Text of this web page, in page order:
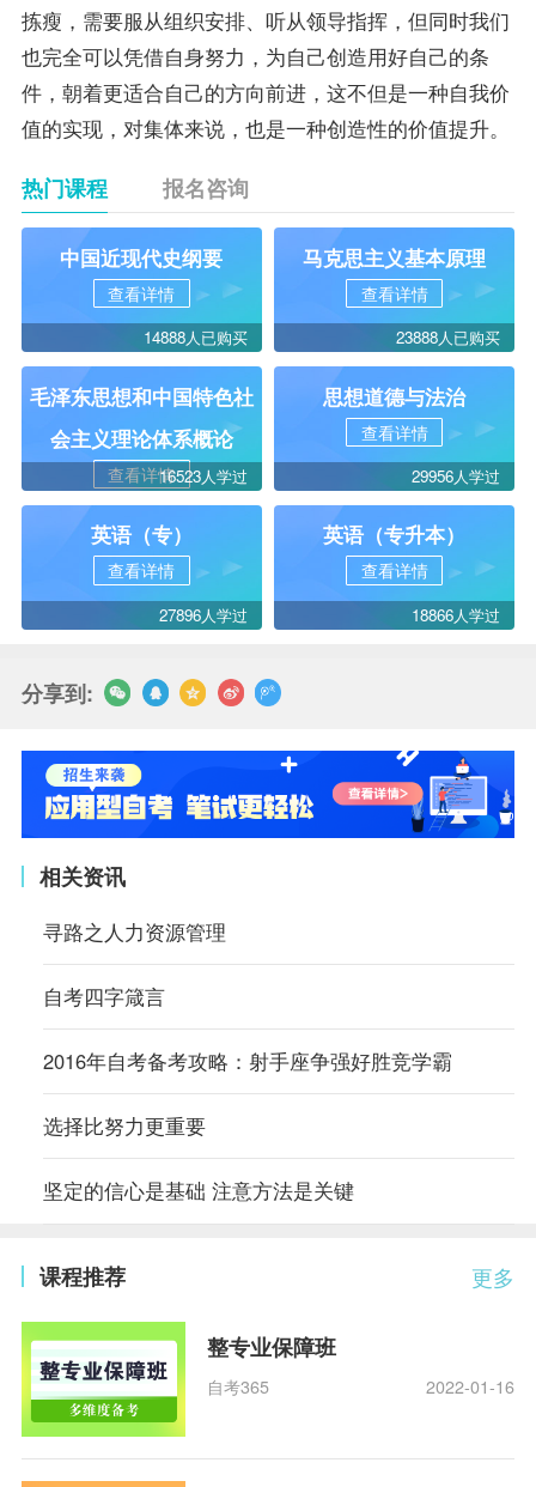
拣瘦，需要服从组织安排、听从领导指挥，但同时我们
也完全可以凭借自身努力，为自己创造用好自己的条
件，朝着更适合自己的方向前进，这不但是一种自我价
值的实现，对集体来说，也是一种创造性的价值提升。
热门课程 报名咨询
中国近现代史纲要
查看详情
14888人已购买
马克思主义基本原理
查看详情
23888人已购买
毛泽东思想和中国特色社
会主义理论体系概论
查看详情16523人学过
思想道德与法治
查看详情
29956人学过
英语（专）
查看详情
27896人学过
英语（专升本）
查看详情
18866人学过
分享到:
相关资讯
寻路之人力资源管理
自考四字箴言
2016年自考备考攻略：射手座争强好胜竞学霸
选择比努力更重要
坚定的信心是基础 注意方法是关键
更多
课程推荐
整专业保障班
自考365 2022-01-16